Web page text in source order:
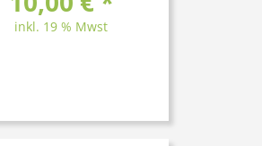
inkl. 19 % Mwst